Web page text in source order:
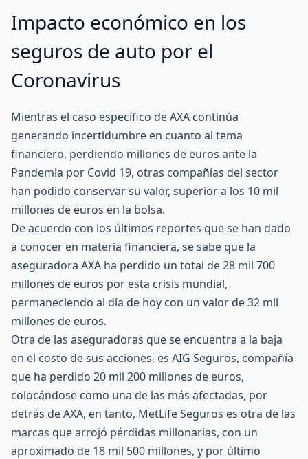
Impacto económico en los
seguros de auto por el
Coronavirus
Mientras el caso específico de AXA continúa
generando incertidumbre en cuanto al tema
financiero, perdiendo millones de euros ante la
Pandemia por Covid 19, otras compañías del sector
han podido conservar su valor, superior a los 10 mil
millones de euros en la bolsa.
De acuerdo con los últimos reportes que se han dado
a conocer en materia financiera, se sabe que la
aseguradora AXA ha perdido un total de 28 mil 700
millones de euros por esta crisis mundial,
permaneciendo al día de hoy con un valor de 32 mil
millones de euros.
Otra de las aseguradoras que se encuentra a la baja
en el costo de sus acciones, es AIG Seguros, compañía
que ha perdido 20 mil 200 millones de euros,
colocándose como una de las más afectadas, por
detrás de AXA, en tanto, MetLife Seguros es otra de las
marcas que arrojó pérdidas millonarias, con un
aproximado de 18 mil 500 millones, y por último